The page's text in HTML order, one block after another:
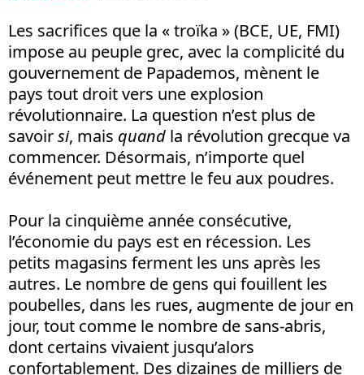
Les sacrifices que la « troïka » (BCE, UE, FMI)
impose au peuple grec, avec la complicité du
gouvernement de Papademos, mènent le
pays tout droit vers une explosion
révolutionnaire. La question n’est plus de
savoirsi, mais quand la révolution grecque va
commencer. Désormais, n’importe quel
événement peut mettre le feu aux poudres.
Pour la cinquième année consécutive,
l’économie du pays est en récession. Les
petits magasins ferment les uns après les
autres. Le nombre de gens qui fouillent les
poubelles, dans les rues, augmente de jour en
jour, tout comme le nombre de sans-abris,
dont certains vivaient jusqu’alors
confortablement. Des dizaines de milliers de